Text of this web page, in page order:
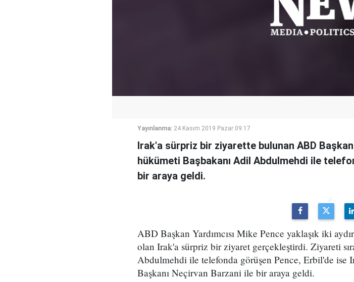
Yayınlanma: 24 Kasım 2019 Pazar 09:17
Irak'a sürpriz bir ziyarette bulunan ABD Başkan
hükümeti Başbakanı Adil Abdulmehdi ile
bir araya geldi.
ABD Başkan Yardımcısı Mike Pence yaklaşık iki
olan Irak'a sürpriz bir ziyaret gerçekleştirdi. Ziyareti
Abdulmehdi ile telefonda görüşen Pence, Erbil'de
Başkanı Neçirvan Barzani ile bir araya geldi.